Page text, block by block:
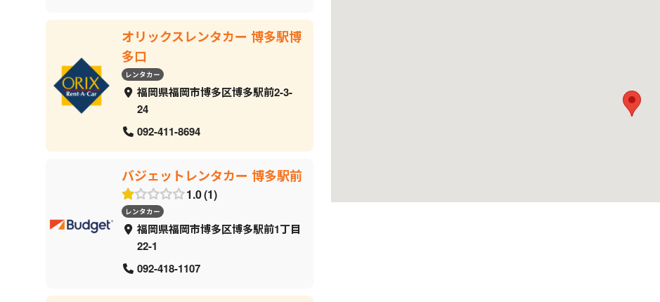
オリックスレンタカー 博多駅博
多口
レンタカー
福岡県福岡市博多区博多駅前2-3-
24
092-411-8694
バジェットレンタカー 博多駅前
1.0 1
レンタカー
福岡県福岡市博多区博多駅前1丁目
22-1
092-418-1107